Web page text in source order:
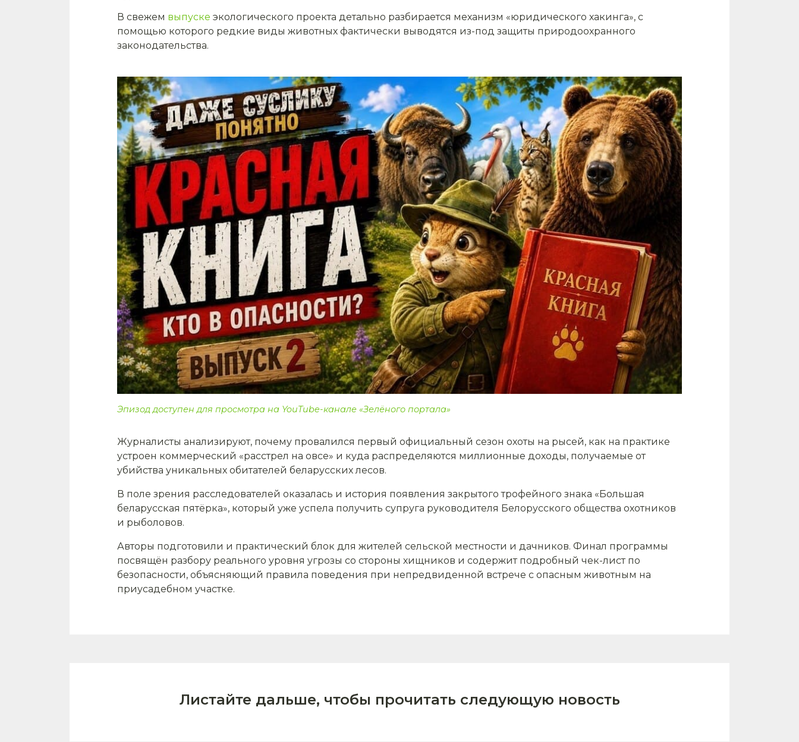
В свежем выпуске экологического проекта детально разбирается механизм «юридического хакинга», с
помощью которого редкие виды животных фактически выводятся из-под защиты природоохранного
законодательства.
Эпизод доступен для просмотра на YouTube-канале «Зелёного портала»
Журналисты анализируют, почему провалился первый официальный сезон охоты на рысей, как на практике
устроен коммерческий «расстрел на овсе» и куда распределяются миллионные доходы, получаемые от
убийства уникальных обитателей беларусских лесов.
В поле зрения расследователей оказалась и история появления закрытого трофейного знака «Большая
беларусская пятёрка», который уже успела получить супруга руководителя Белорусского общества охотников
и рыболовов.
Авторы подготовили и практический блок для жителей сельской местности и дачников. Финал программы
посвящён разбору реального уровня угрозы со стороны хищников и содержит подробный чек-лист по
безопасности, объясняющий правила поведения при непредвиденной встрече с опасным животным на
приусадебном участке.
Листайте дальше, чтобы прочитать следующую новость